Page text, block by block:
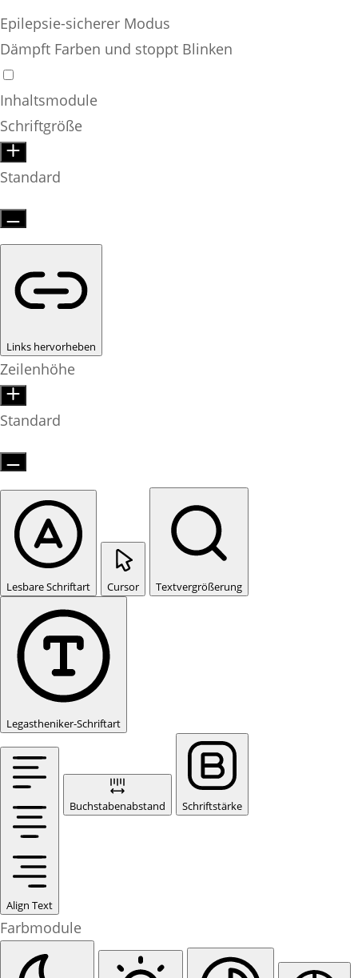
Epilepsie-sicherer Modus
Dämpft Farben und stoppt Blinken
Inhaltsmodule
Schriftgröße
Standard
Links hervorheben
Zeilenhöhe
Standard
Lesbare Schriftart Cursor Textvergrößerung
Legastheniker-Schriftart
Align Text
Buchstabenabstand Schriftstärke
Farbmodule